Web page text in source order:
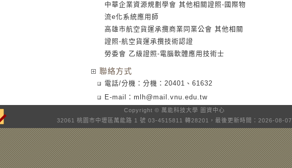
中華企業資源規劃學會 其他相關證照-國際物
流e化系統應用師
高雄市航空貨運承攬商業同業公會 其他相關
證照-航空貨運承攬技術認證
勞委會 乙級證照-電腦軟體應用技術士
聯絡方式
電話/分機：分機：20401、61632
E-mail： mlh@mail.vnu.edu.tw
Copyright © 萬能科技大學 圖資中心
32061 桃園市中壢區萬能路 1 號 03-4515811 轉28201，最後更新時間：2026-08-07